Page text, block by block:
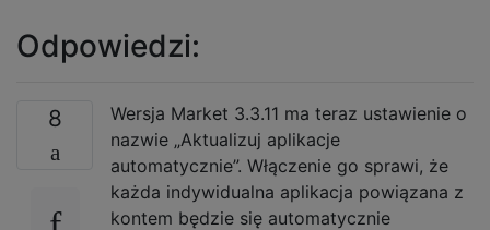
Odpowiedzi:
8
Wersja Market 3.3.11 ma teraz ustawienie o
nazwie „Aktualizuj aplikacje
automatycznie”. Włączenie go sprawi, że
każda indywidualna aplikacja powiązana z
kontem będzie się automatycznie